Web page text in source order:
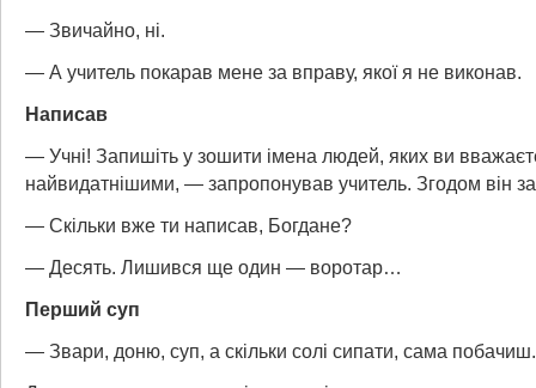
— Звичайно, ні.
— А учитель покарав мене за вправу, якої я не виконав.
Написав
— Учні! Запишіть у зошити імена людей, яких ви
найвидатнішими, — запропонував учитель. Згодом він
— Скільки вже ти написав, Богдане?
— Десять. Лишився ще один — воротар…
Перший суп
— Звари, доню, суп, а скільки солі сипати, сама побачиш.